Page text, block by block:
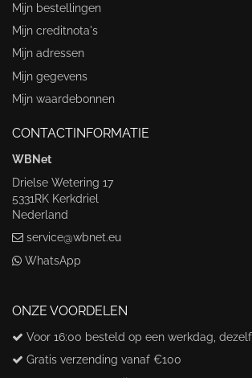
Mijn bestellingen
Mijn creditnota's
Mijn adressen
Mijn gegevens
Mijn waardebonnen
CONTACTINFORMATIE
WBNet
Drielse Wetering 17
5331RK Kerkdriel
Nederland
service@wbnet.eu
WhatsApp
ONZE VOORDELEN
Voor 16:00 besteld op een werkdag,
Gratis verzending vanaf €100